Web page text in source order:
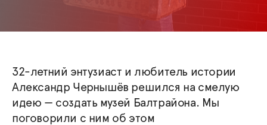
32-летний энтузиаст и любитель истории
Александр Чернышёв решился на смелую
идею — создать музей Балтрайона. Мы
поговорили с ним об этом